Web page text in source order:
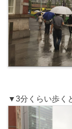
▼3分くらい歩く